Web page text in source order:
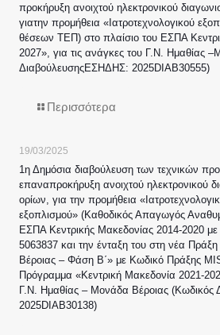
προκήρυξη ανοιχτού ηλεκτρονικού
γιατην προμήθεια «Ιατροτεχνολογικού
θέσεων ΤΕΠ) στο πλαίσιο του ΕΣΠΑ
2027», για τις ανάγκες του Γ.Ν. Ημαθίας
ΔιαβούλευσηςΕΣΗΔΗΣ: 2025DIAB30555)
Περισσότερα
19/03/2025
1η Δημόσια διαβούλευση των τεχνικών
επαναπροκήρυξη ανοιχτού ηλεκτρονικού
ορίων, για την προμήθεια
εξοπλισμού» (Καθοδικός Απαγωγός
ΕΣΠΑ Κεντρικής Μακεδονίας 2014-2020
5063837 και την ένταξη του στη νέα Πράξη
Βέροιας – Φάση Β΄» με Κωδικό Πράξης
Πρόγραμμα «Κεντρική Μακεδονία 2021-
Γ.Ν. Ημαθίας – Μονάδα Βέροιας
2025DIAB30138)